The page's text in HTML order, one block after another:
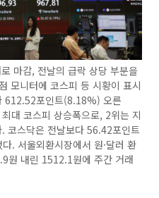
마감, 전날의 급락 상당 부분을
모니터에 코스피 등 시황이 표시
612.52포인트(8.18%) 오른
대 코스피 상승폭으로, 2위는 지
코스닥은 전날보다 56.42포인트
. 서울외환시장에서 원·달러 환
원 내린 1512.1원에 주간 거래